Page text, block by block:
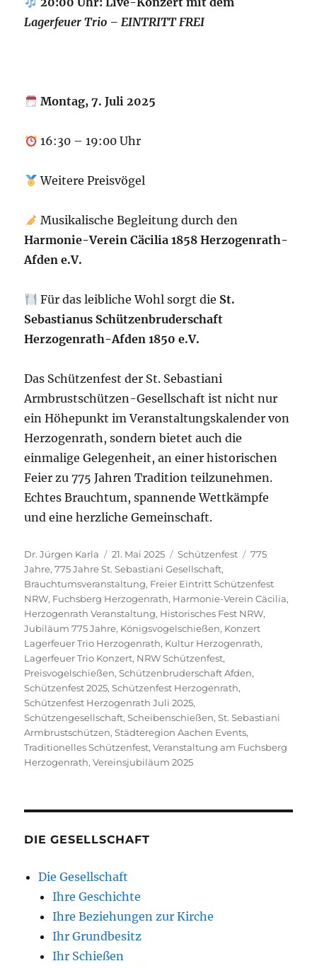
Lagerfeuer Trio – EINTRITT FREI
Montag, 7. Juli 2025
16:30 – 19:00 Uhr
Weitere Preisvögel
Musikalische Begleitung durch den
Harmonie-Verein Cäcilia 1858 Herzogenrath-
Afden e.V.
Für das leibliche Wohl sorgt die St.
Sebastianus Schützenbruderschaft
Herzogenrath-Afden 1850 e.V.
Das Schützenfest der St. Sebastiani
Armbrustschützen-Gesellschaft ist nicht nur
ein Höhepunkt im Veranstaltungskalender von
Herzogenrath, sondern bietet auch die
einmalige Gelegenheit, an einer historischen
Feier zu 775 Jahren Tradition teilzunehmen.
Echtes Brauchtum, spannende Wettkämpfe
und eine herzliche Gemeinschaft.
Autor
Dr. Jürgen Karla
Veröffentlicht
am
21. Mai 2025 Kategorien
Schützenfest Schlagwörter
775
Jahre,775 Jahre St. Sebastiani Gesellschaft,
Brauchtumsveranstaltung, Freier Eintritt Schützenfest
NRW, Fuchsberg Herzogenrath, Harmonie-Verein Cäcilia,
Herzogenrath Veranstaltung, Historisches Fest NRW,
Jubiläum 775 Jahre, Königsvogelschießen, Konzert
Lagerfeuer Trio Herzogenrath, Kultur Herzogenrath,
Lagerfeuer Trio Konzert, NRW Schützenfest,
Preisvogelschießen,Schützenbruderschaft Afden,
Schützenfest 2025,Schützenfest Herzogenrath,
Schützenfest Herzogenrath Juli 2025,
Schützengesellschaft,Scheibenschießen,St. Sebastiani
Armbrustschützen,Städteregion Aachen Events,
Traditionelles Schützenfest,Veranstaltung am Fuchsberg
Herzogenrath,Vereinsjubiläum 2025
DIE GESELLSCHAFT
Die Gesellschaft
Ihre Geschichte
Ihre Beziehungen zur Kirche
Ihr Grundbesitz
Ihr Schießen